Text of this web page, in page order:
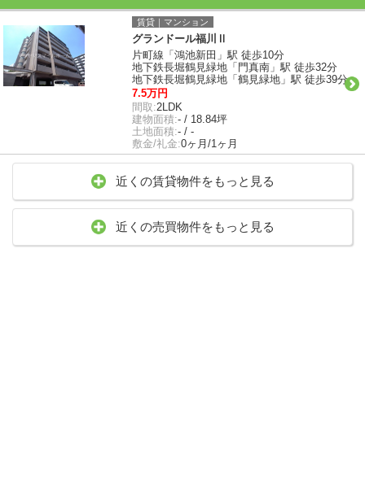
賃貸｜マンション
グランドール福川Ⅱ
片町線「鴻池新田」駅 徒歩10分
地下鉄長堀鶴見緑地「門真南」駅 徒歩32分
地下鉄長堀鶴見緑地「鶴見緑地」駅 徒歩39分
7.5万円
間取:2LDK
建物面積:- / 18.84坪
土地面積:- / -
敷金/礼金:0ヶ月/1ヶ月
近くの賃貸物件をもっと見る
近くの売買物件をもっと見る